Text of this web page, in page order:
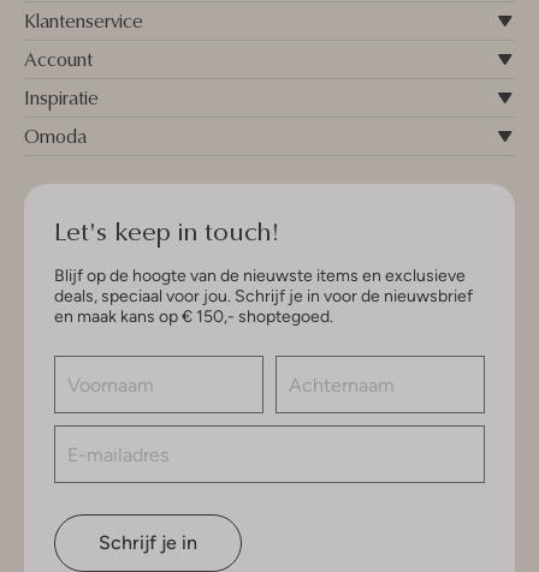
Klantenservice
Account
Inspiratie
Omoda
Let's keep in touch!
Blijf op de hoogte van de nieuwste items en exclusieve
deals, speciaal voor jou. Schrijf je in voor de nieuwsbrief
en maak kans op € 150,- shoptegoed.
Schrijf je in